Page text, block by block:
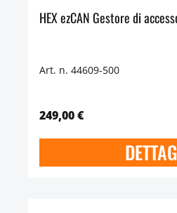
HEX ezCAN Gestore di
Art. n. 44609-500
249,00 €